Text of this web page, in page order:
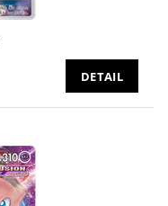
DETAIL